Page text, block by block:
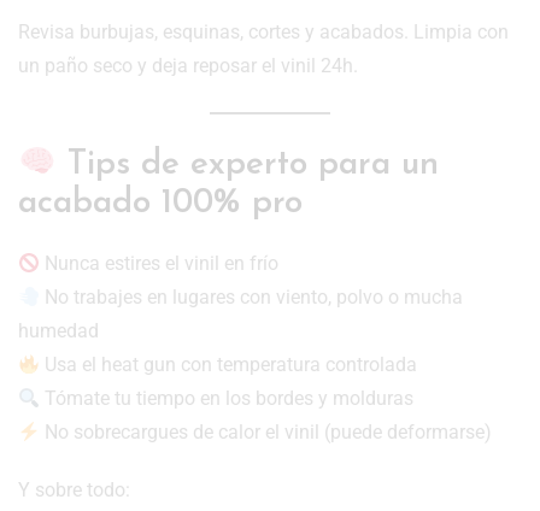
Revisa burbujas, esquinas, cortes y acabados. Limpia con
un paño seco y deja reposar el vinil 24h.
Tips de experto para un
acabado 100% pro
Nunca estires el vinil en frío
No trabajes en lugares con viento, polvo o mucha
humedad
Usa el heat gun con temperatura controlada
Tómate tu tiempo en los bordes y molduras
No sobrecargues de calor el vinil (puede deformarse)
Y sobre todo: